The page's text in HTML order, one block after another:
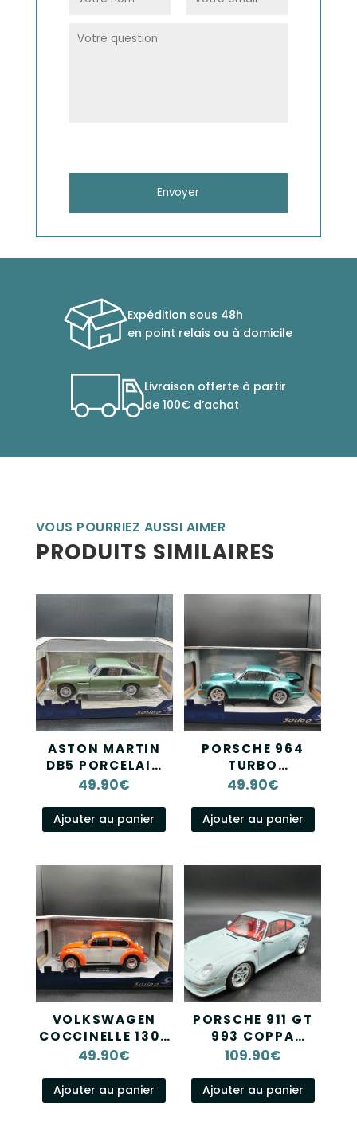
Expédition sous 48h
en point relais ou à domicile
Livraison offerte à partir
de 100€ d’achat
VOUS POURRIEZ AUSSI AIMER
PRODUITS SIMILAIRES
ASTON MARTIN
DB5 PORCELAIN
GREEN 1964
49.90€
Ajouter au panier
PORSCHE 964
TURBO
WINBLEDON
1991 SOLIDO 1/18
49.90€
Ajouter au panier
VOLKSWAGEN
COCCINELLE 1303
ORANGE WHITE
49.90€
Ajouter au panier
PORSCHE 911 GT
993 COPPA
FLORIO GT SPIRIT
109.90€
Ajouter au panier